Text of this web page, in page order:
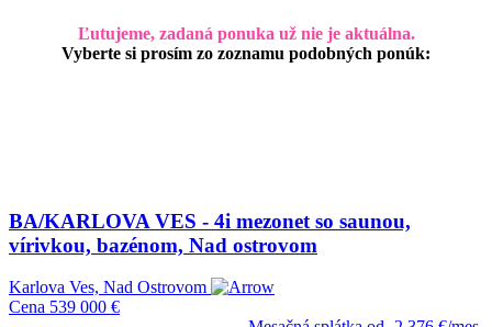
Ľutujeme, zadaná ponuka už nie je aktuálna.
Vyberte si prosím zo zoznamu podobných ponúk:
BA/KARLOVA VES - 4i mezonet so saunou,
vírivkou, bazénom, Nad ostrovom
Karlova Ves, Nad Ostrovom
Cena 539 000 €